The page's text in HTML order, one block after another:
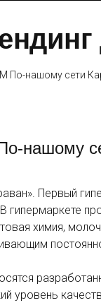
По-нашому сети
нашому
Первый
химия,
уровень